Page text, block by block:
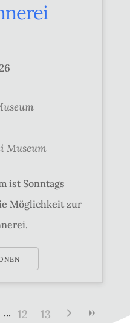
Museum
ist Sonntags
Möglichkeit zur
12 13